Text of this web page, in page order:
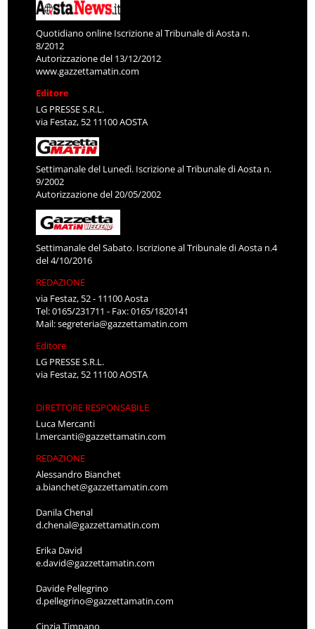
Quotidiano online Iscrizione al Tribunale di Aosta n.
8/2012
Autorizzazione del 13/12/2012
www.gazzettamatin.com
Editore
LG PRESSE S.R.L.
via Festaz, 52 11100 AOSTA
Settimanale del Lunedì. Iscrizione al Tribunale di Aosta n.
9/2002
Autorizzazione del 20/05/2002
Settimanale del Sabato. Iscrizione al Tribunale di Aosta n.4
del 4/10/2016
REDAZIONE
via Festaz, 52 - 11100 Aosta
Tel: 0165/231711 - Fax: 0165/1820141
Mail:segreteria@gazzettamatin.com
Editore
LG PRESSE S.R.L.
via Festaz, 52 11100 AOSTA
DIRETTORE RESPONSABILE
Luca Mercanti
l.mercanti@gazzettamatin.com
REDAZIONE
Alessandro Bianchet
a.bianchet@gazzettamatin.com
Danila Chenal
d.chenal@gazzettamatin.com
Erika David
e.david@gazzettamatin.com
Davide Pellegrino
d.pellegrino@gazzettamatin.com